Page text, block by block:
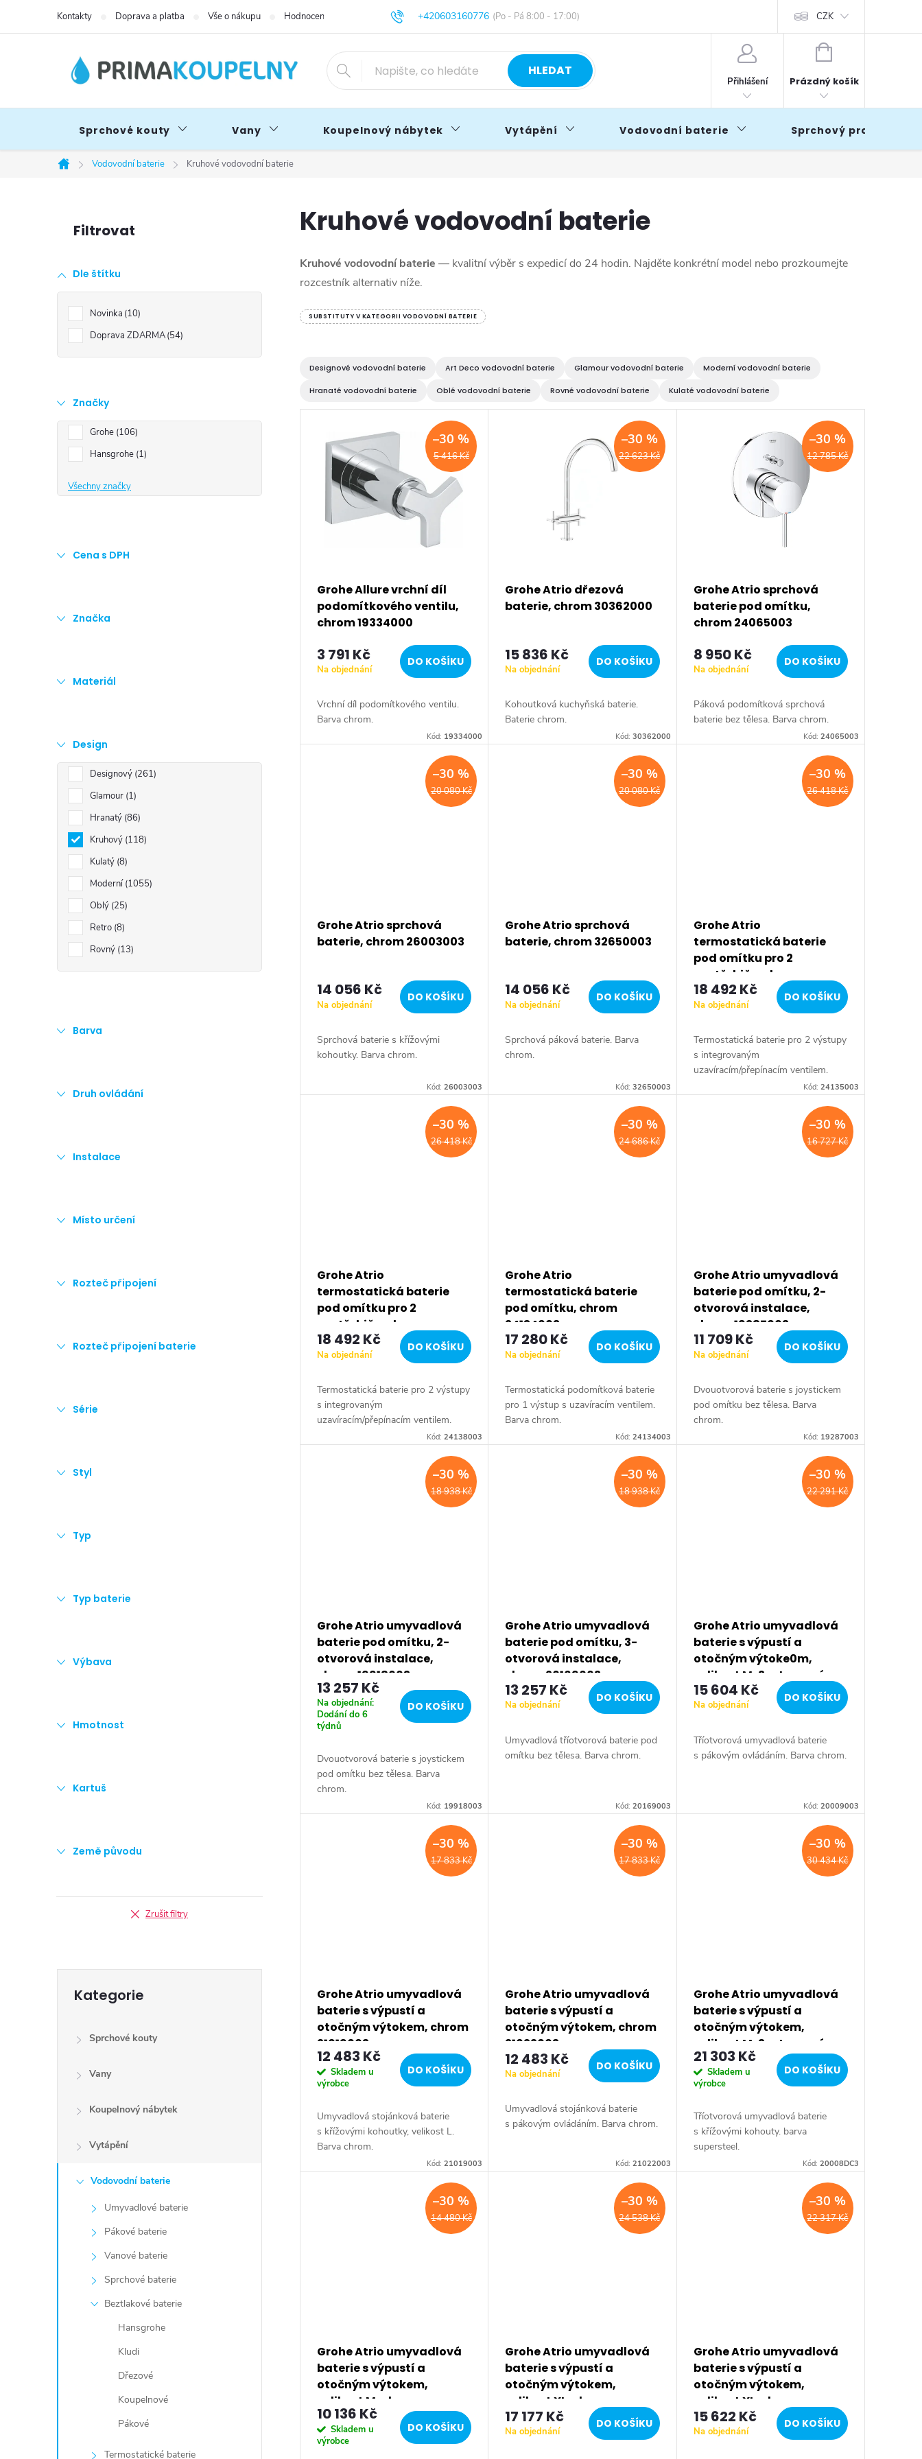
+420603160776
info@primakoupelny.cz
Kontakty Doprava a platba Vše o nákupu Hodnocení obchodu Obchodní podmínky Blog CZK
HLEDAT
Přihlášení
NÁKUPNÍ
Prázdný košík
Sprchové kouty Vany Koupelnový nábytek Vytápění Vodovodní baterie Sprchový program
Domů
Vodovodní baterie Kruhové vodovodní baterie
s
r
a
n
n
í
a
e
Dle štítku
Novinka 10
Doprava ZDARMA 54
Značky
Grohe 106
Hansgrohe 1
Všechny značky
Cena s DPH
Značka
Materiál
Design
Designový 261
Glamour 1
Hranatý 86
Kruhový 118
Kulatý 8
Moderní 1055
Oblý 25
Retro 8
Rovný 13
Barva
Druh ovládání
Instalace
Místo určení
Rozteč připojení
Rozteč připojení baterie
Série
Styl
Typ
Typ baterie
Výbava
Hmotnost
Kartuš
Země původu
Zrušit filtry
kategorie
Kategorie
Sprchové kouty
Vany
Koupelnový nábytek
Vytápění
Vodovodní baterie
Umyvadlové baterie
Pákové baterie
Vanové baterie
Sprchové baterie
Beztlakové baterie
Hansgrohe
Kludi
Dřezové
Koupelnové
Pákové
Termostatické baterie
Kruhové vodovodní baterie
Kruhové vodovodní baterie — kvalitní výběr s expedicí do 24 hodin. Najděte konkrétní model nebo prozkoumejte
rozcestník alternativ níže.
SUBSTITUTY V KATEGORII VODOVODNÍ BATERIE
Designové vodovodní baterie Art Deco vodovodní baterie Glamour vodovodní baterie Moderní vodovodní baterie
Hranaté vodovodní baterie Oblé vodovodní baterie Rovné vodovodní baterie Kulaté vodovodní baterie
u
5 416 Kč
–30 %
Grohe Allure vrchní díl
podomítkového ventilu,
chrom 19334000
3 791 Kč
Na objednání
DO KOŠÍKU
Vrchní díl podomítkového ventilu.
Barva chrom.
Kód: 19334000
22 623 Kč
–30 %
Grohe Atrio dřezová
baterie, chrom 30362000
15 836 Kč
Na objednání
DO KOŠÍKU
Kohoutková kuchyňská baterie.
Baterie chrom.
Kód: 30362000
12 785 Kč
–30 %
Grohe Atrio sprchová
baterie pod omítku,
chrom 24065003
8 950 Kč
Na objednání
DO KOŠÍKU
Páková podomítková sprchová
baterie bez tělesa. Barva chrom.
Kód: 24065003
20 080 Kč
–30 %
Grohe Atrio sprchová
baterie, chrom 26003003
14 056 Kč
Na objednání
DO KOŠÍKU
Sprchová baterie s křížovými
kohoutky. Barva chrom.
Kód:26003003
20 080 Kč
–30 %
Grohe Atrio sprchová
baterie, chrom 32650003
14 056 Kč
Na objednání
DO KOŠÍKU
Sprchová páková baterie. Barva
chrom.
Kód: 32650003
26 418 Kč
–30 %
Grohe Atrio
termostatická baterie
pod omítku pro 2
spotřebiče, chrom
24135003
18 492 Kč
Na objednání
DO KOŠÍKU
Termostatická baterie pro 2 výstupy
s integrovaným
uzavíracím/přepínacím ventilem.
Kód: 24135003
26 418 Kč
–30 %
Grohe Atrio
termostatická baterie
pod omítku pro 2
spotřebiče, chrom
24138003
18 492 Kč
Na objednání
DO KOŠÍKU
Termostatická baterie pro 2 výstupy
s integrovaným
uzavíracím/přepínacím ventilem.
Kód:24138003
24 686 Kč
–30 %
Grohe Atrio
termostatická baterie
pod omítku, chrom
24134003
17 280 Kč
Na objednání
DO KOŠÍKU
Termostatická podomítková baterie
pro 1 výstup s uzavíracím ventilem.
Barva chrom.
Kód: 24134003
16 727 Kč
–30 %
Grohe Atrio umyvadlová
baterie pod omítku, 2-
otvorová instalace,
chrom 19287003
11 709 Kč
Na objednání
DO KOŠÍKU
Dvouotvorová baterie s joystickem
pod omítku bez tělesa. Barva
chrom.
Kód: 19287003
18 938 Kč
–30 %
Grohe Atrio umyvadlová
baterie pod omítku, 2-
otvorová instalace,
chrom 19918003
13 257 Kč
Na objednání:
Dodání do 6
týdnů
DO KOŠÍKU
Dvouotvorová baterie s joystickem
pod omítku bez tělesa. Barva
chrom.
Kód: 19918003
18 938 Kč
–30 %
Grohe Atrio umyvadlová
baterie pod omítku, 3-
otvorová instalace,
chrom 20169003
13 257 Kč
Na objednání
DO KOŠÍKU
Umyvadlová tříotvorová baterie pod
omítku bez tělesa. Barva chrom.
Kód: 20169003
22 291 Kč
–30 %
Grohe Atrio umyvadlová
baterie s výpustí a
otočným výtoke0m,
velikost M, 3-otvorová
instalace, chrom
20009003
15 604 Kč
Na objednání
DO KOŠÍKU
Tříotvorová umyvadlová baterie
s pákovým ovládáním. Barva chrom.
Kód: 20009003
17 833 Kč
–30 %
Grohe Atrio umyvadlová
baterie s výpustí a
otočným výtokem, chrom
21019003
12 483 Kč
Skladem u
výrobce
DO KOŠÍKU
Umyvadlová stojánková baterie
s křížovými kohoutky, velikost L.
Barva chrom.
Kód:21019003
17 833 Kč
–30 %
Grohe Atrio umyvadlová
baterie s výpustí a
otočným výtokem, chrom
21022003
12 483 Kč
Na objednání
DO KOŠÍKU
Umyvadlová stojánková baterie
s pákovým ovládáním. Barva chrom.
Kód: 21022003
30 434 Kč
–30 %
Grohe Atrio umyvadlová
baterie s výpustí a
otočným výtokem,
velikost M, 3-otvorová
instalace, supersteel
20008DC3
21 303 Kč
Skladem u
výrobce
DO KOŠÍKU
Tříotvorová umyvadlová baterie
s křížovými kohouty. barva
supersteel.
Kód: 20008DC3
14 480 Kč
–30 %
Grohe Atrio umyvadlová
baterie s výpustí a
otočným výtokem,
velikost M, chrom
32043003
10 136 Kč
Skladem u
výrobce
DO KOŠÍKU
24 538 Kč
–30 %
Grohe Atrio umyvadlová
baterie s výpustí a
otočným výtokem,
velikost XL, chrom
21044003
17 177 Kč
Na objednání
DO KOŠÍKU
22 317 Kč
–30 %
Grohe Atrio umyvadlová
baterie s výpustí a
otočným výtokem,
velikost XL, chrom
32647003
15 622 Kč
Na objednání
DO KOŠÍKU